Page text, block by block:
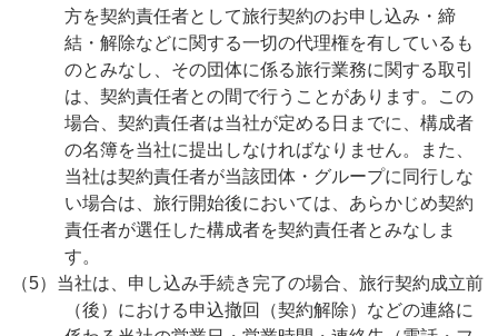
方を契約責任者として旅行契約のお申し込み・締
結・解除などに関する一切の代理権を有しているも
のとみなし、その団体に係る旅行業務に関する取引
は、契約責任者との間で行うことがあります。この
場合、契約責任者は当社が定める日までに、構成者
の名簿を当社に提出しなければなりません。また、
当社は契約責任者が当該団体・グループに同行しな
い場合は、旅行開始後においては、あらかじめ契約
責任者が選任した構成者を契約責任者とみなしま
す。
（5）当社は、申し込み手続き完了の場合、旅行契約成立前
（後）における申込撤回（契約解除）などの連絡に